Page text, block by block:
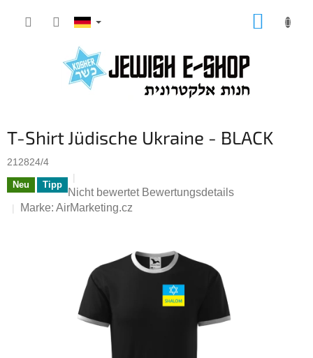
Inhalt
T-Shirt Jüdische Ukraine - BLACK
212824/4
Neu Tipp
Die
durchschnittliche
Sternen.
Nicht bewertet Bewertungsdetails
Marke: AirMarketing.cz